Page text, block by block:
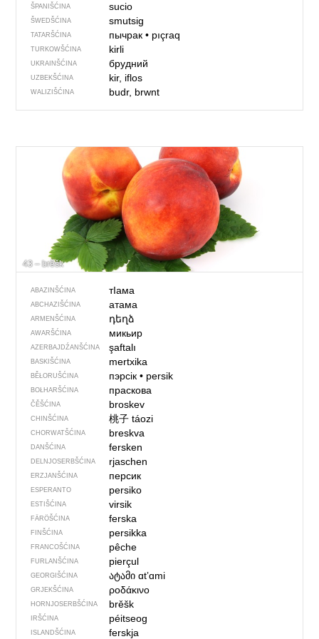
ŠPANIŠĆINA sucio
ŠWEDŠĆINA smutsig
TATARŠĆINA пычрак• pıçraq
TURKOWŠĆINA kirli
UKRAINŠĆINA брудний
UZBEKŠĆINA kir, iflos
WALIZIŠĆINA budr, brwnt
43 – brěšk
ABAZINŠĆINA тIама
ABCHAZIŠĆINA атама
ARMENŠĆINA դեղձ
AWARŠĆINA микьир
AZERBAJDŹANŠĆINA şaftalı
BASKIŠĆINA mertxika
BĚŁORUŠĆINA пэрсік• persik
BOŁHARŠĆINA праскова
ČĚŠĆINA broskev
CHINŠĆINA 桃子táozi
CHORWATŠĆINA breskva
DANŠĆINA fersken
DELNJOSERBŠĆINA rjaschen
ERZJANŠĆINA персик
ESPERANTO persiko
ESTIŠĆINA virsik
FÄRÖŠĆINA ferska
FINŠĆINA persikka
FRANCOŠĆINA pêche
FURLANŠĆINA pierçul
GEORGIŠĆINA ატამიɑtʼɑmi
GRJEKŠĆINA ροδάκινο
HORNJOSERBŠĆINA brěšk
IRŠĆINA péitseog
ISLANDŠĆINA ferskja